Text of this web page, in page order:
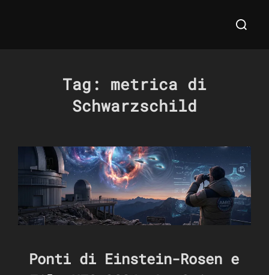
Cerca
Tag: metrica di
Schwarzschild
Ponti di Einstein-Rosen e